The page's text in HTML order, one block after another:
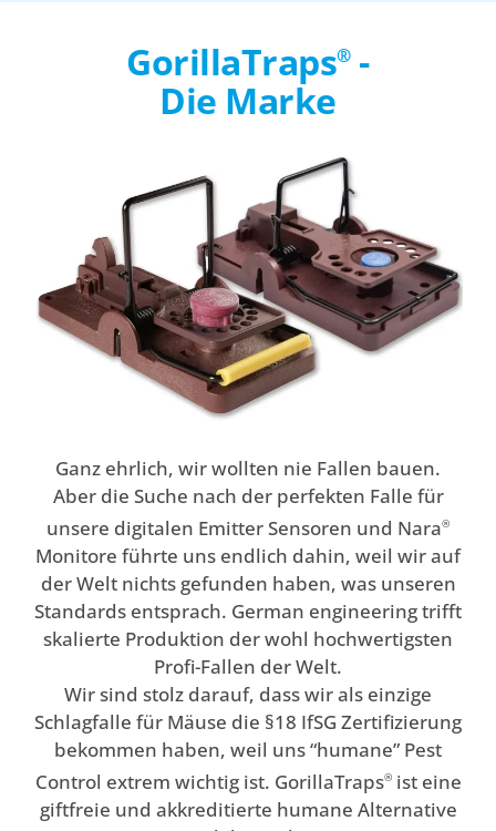
GorillaTraps®-
Die Marke
Ganz ehrlich, wir wollten nie Fallen bauen.
Aber die Suche nach der perfekten Falle für
unsere digitalen Emitter Sensoren und Nara®
Monitore führte uns endlich dahin, weil wir auf
der Welt nichts gefunden haben, was unseren
Standards entsprach. German engineering trifft
skalierte Produktion der wohl hochwertigsten
Profi-Fallen der Welt.
Wir sind stolz darauf, dass wir als einzige
Schlagfalle für Mäuse die §18 IfSG Zertifizierung
bekommen haben, weil uns “humane” Pest
Control extrem wichtig ist. GorillaTraps®ist eine
giftfreie und akkreditierte humane Alternative